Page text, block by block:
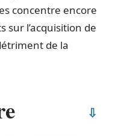
concentre encore
sur l’acquisition de
de la